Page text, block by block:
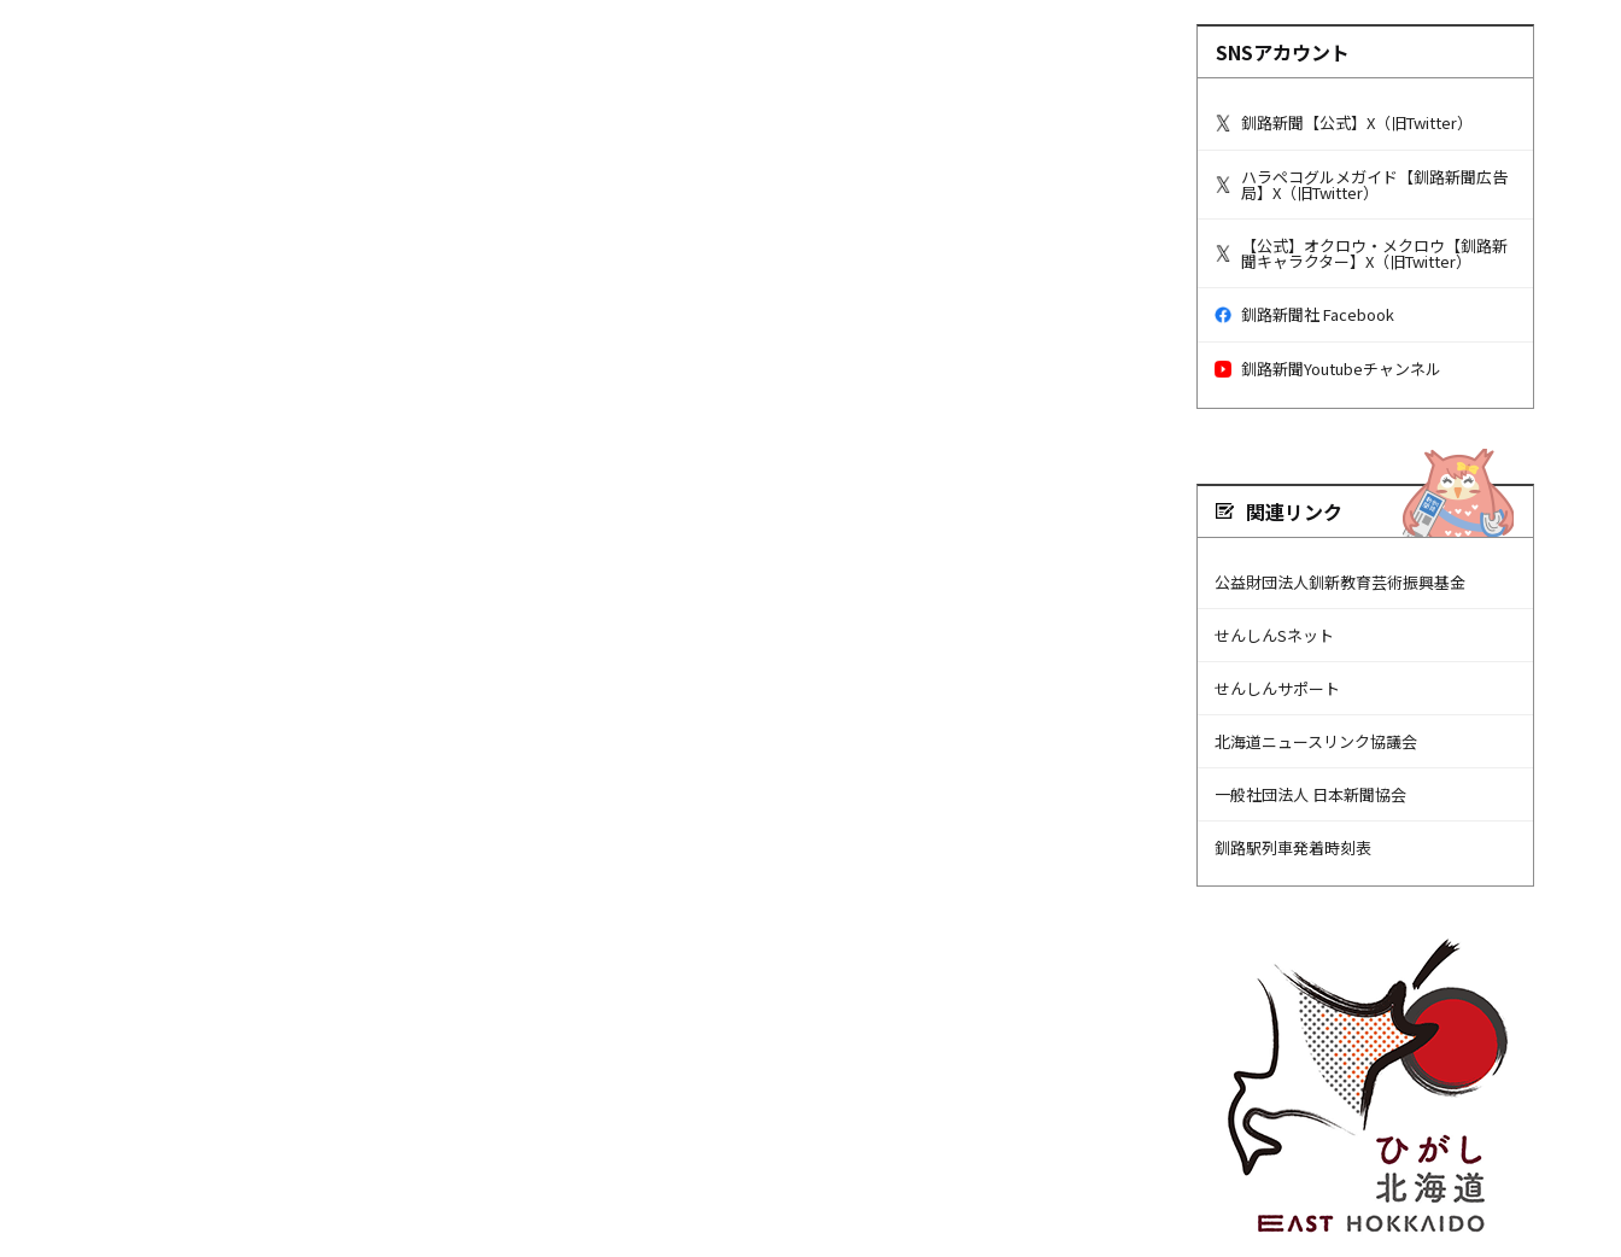
SNSアカウント
釧路新聞【公式】X（旧Twitter）
ハラペコグルメガイド【釧路新聞広告
局】X（旧Twitter）
【公式】オクロウ・メクロウ【釧路新
聞キャラクター】X（旧Twitter）
釧路新聞社 Facebook
釧路新聞Youtubeチャンネル
関連リンク
公益財団法人釧新教育芸術振興基金
せんしんSネット
せんしんサポート
北海道ニュースリンク協議会
一般社団法人 日本新聞協会
釧路駅列車発着時刻表